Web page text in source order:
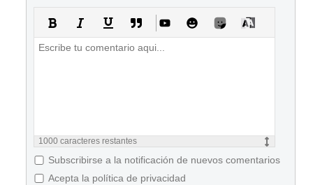
1000 caracteres restantes
Subscribirse a la notificación de nuevos comentarios
Acepta la política de privacidad